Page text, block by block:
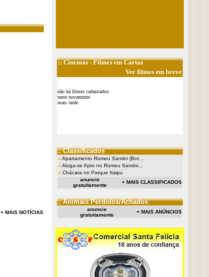
+ MAIS NOTÍCIAS
::Cinemas- Filmes em Cartaz
Ver filmes em breve
não há filmes cadastrados
tente novamente
mais tarde
:: Classificados
Apartamento Romeu Santini (Bot...
Aluga-se Apto no Romeu Santini...
Chácara no Parque Itaipu
anuncie
gratuitamente
+ MAIS CLASSIFICADOS
:: Animais Perdidos/Achados
anuncie
gratuitamente
+ MAIS ANÚNCIOS